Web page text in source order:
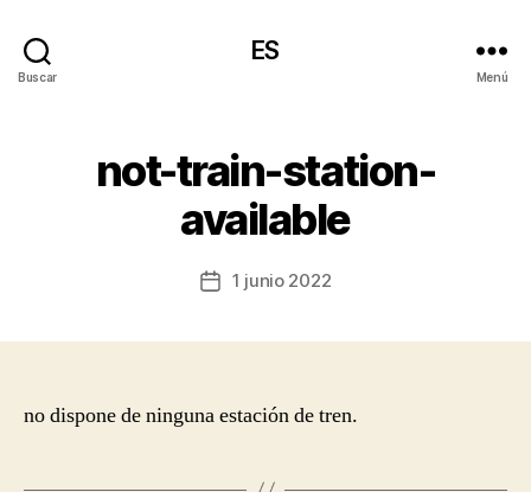
Buscar
ES
Menú
not-train-station-
available
Fecha1 junio 2022
no dispone de ninguna estación de tren.